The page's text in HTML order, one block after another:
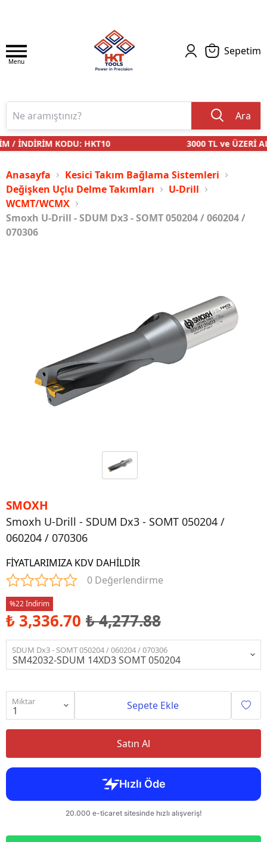
Menu
Sepetim
Ara
İNDİRİM KODU: HKT10 3000 TL ve ÜZERİ
Anasayfa
Kesici Takım Bağlama Sistemleri
Değişken Uçlu Delme Takımları
U-Drill
WCMT/WCMX
Smoxh U-Drill - SDUM Dx3 - SOMT 050204 / 060204 /
070306
SMOXH
Smoxh U-Drill - SDUM Dx3 - SOMT 050204 /
060204 / 070306
FİYATLARIMIZA KDV DAHİLDİR
0 Değerlendirme
%22 İndirim
₺ 3,336.70 ₺ 4,277.88
SDUM Dx3 - SOMT 050204 / 060204 / 070306
Miktar Sepete Ekle
Satın Al